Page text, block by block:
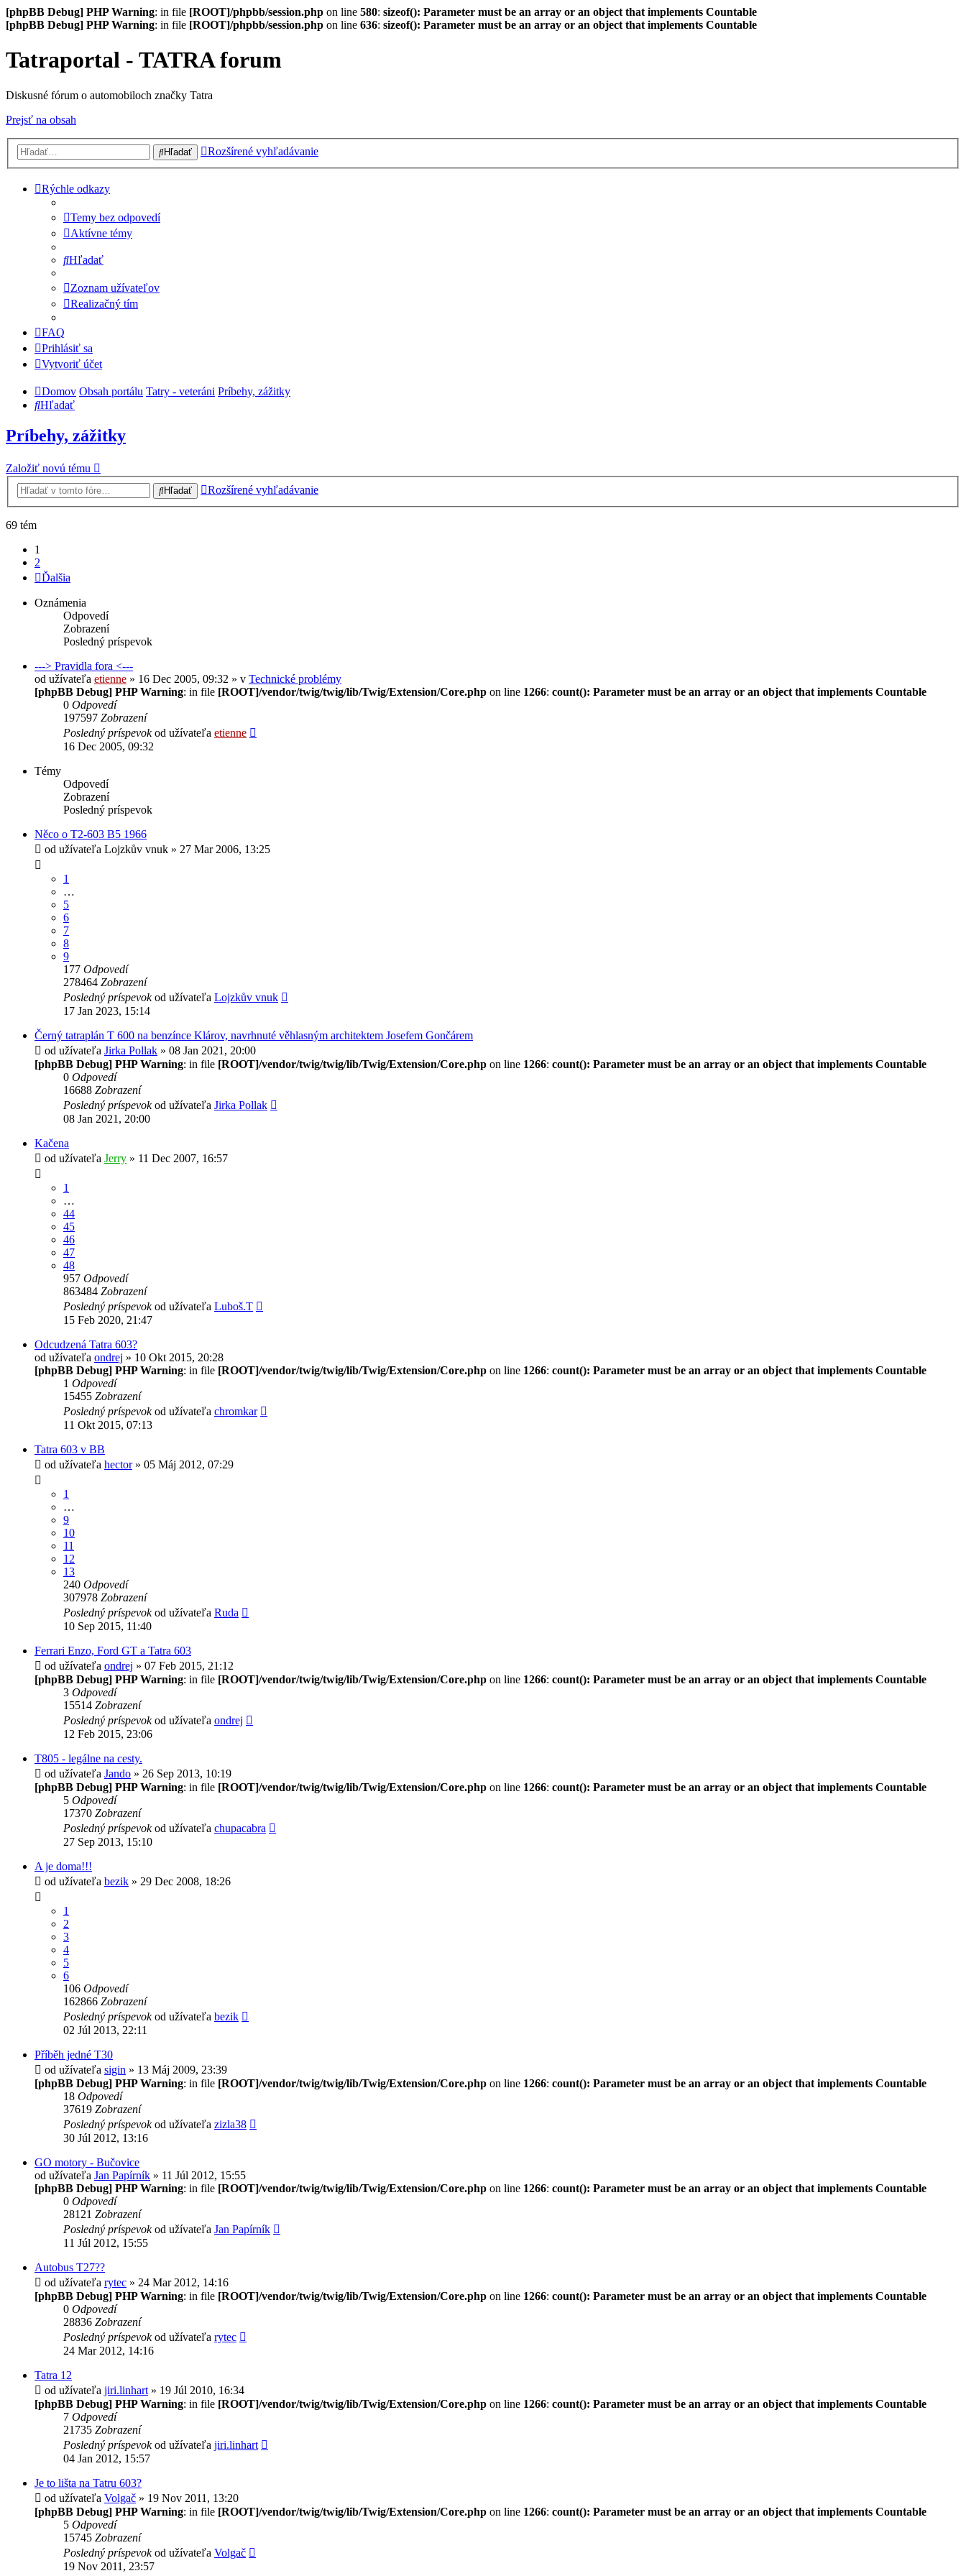
[phpBB Debug] PHP Warning: in file [ROOT]/phpbb/session.php on line 580: sizeof(): Parameter must be an array or an object that implements Countable
[phpBB Debug] PHP Warning: in file [ROOT]/phpbb/session.php on line 636: sizeof(): Parameter must be an array or an object that implements Countable
Tatraportal - TATRA forum
Diskusné fórum o automobiloch značky Tatra
Prejsť na obsah
Hľadať Rozšírené vyhľadávanie
Rýchle odkazy
Temy bez odpovedí
Aktívne témy
Hľadať
Zoznam užívateľov
Realizačný tím
FAQ
Prihlásiť sa
Vytvoriť účet
Domov Obsah portálu Tatry - veteráni Príbehy, zážitky
Hľadať
Príbehy, zážitky
Založiť novú tému
Hľadať Rozšírené vyhľadávanie
69 tém
1
2
Ďalšia
Oznámenia
Odpovedí
Zobrazení
Posledný príspevok
---> Pravidla fora <---
od užívateľa etienne » 16 Dec 2005, 09:32 » v Technické problémy
[phpBB Debug] PHP Warning: in file [ROOT]/vendor/twig/twig/lib/Twig/Extension/Core.php on line 1266: count(): Parameter must be an array or an object that implements Countable
0 Odpovedí
197597 Zobrazení
Posledný príspevokod užívateľa etienne
16 Dec 2005, 09:32
Témy
Odpovedí
Zobrazení
Posledný príspevok
Něco o T2-603 B5 1966
od užívateľa Lojzkův vnuk » 27 Mar 2006, 13:25
1
…
5
6
7
8
9
177 Odpovedí
278464 Zobrazení
Posledný príspevokod užívateľa Lojzkův vnuk
17 Jan 2023, 15:14
Černý tatraplán T 600 na benzínce Klárov, navrhnuté věhlasným architektem Josefem Gončárem
od užívateľa Jirka Pollak » 08 Jan 2021, 20:00
[phpBB Debug] PHP Warning: in file [ROOT]/vendor/twig/twig/lib/Twig/Extension/Core.php on line 1266: count(): Parameter must be an array or an object that implements Countable
0 Odpovedí
16688 Zobrazení
Posledný príspevokod užívateľa Jirka Pollak
08 Jan 2021, 20:00
Kačena
od užívateľa Jerry » 11 Dec 2007, 16:57
1
…
44
45
46
47
48
957 Odpovedí
863484 Zobrazení
Posledný príspevokod užívateľa Luboš.T
15 Feb 2020, 21:47
Odcudzená Tatra 603?
od užívateľa ondrej » 10 Okt 2015, 20:28
[phpBB Debug] PHP Warning: in file [ROOT]/vendor/twig/twig/lib/Twig/Extension/Core.php on line 1266: count(): Parameter must be an array or an object that implements Countable
1 Odpovedí
15455 Zobrazení
Posledný príspevokod užívateľa chromkar
11 Okt 2015, 07:13
Tatra 603 v BB
od užívateľa hector» 05 Máj 2012, 07:29
1
…
9
10
11
12
13
240 Odpovedí
307978 Zobrazení
Posledný príspevokod užívateľa Ruda
10 Sep 2015, 11:40
Ferrari Enzo, Ford GT a Tatra 603
od užívateľa ondrej » 07 Feb 2015, 21:12
[phpBB Debug] PHP Warning: in file [ROOT]/vendor/twig/twig/lib/Twig/Extension/Core.php on line 1266: count(): Parameter must be an array or an object that implements Countable
3 Odpovedí
15514 Zobrazení
Posledný príspevokod užívateľa ondrej
12 Feb 2015, 23:06
T805 - legálne na cesty.
od užívateľa Jando » 26 Sep 2013, 10:19
[phpBB Debug] PHP Warning: in file [ROOT]/vendor/twig/twig/lib/Twig/Extension/Core.php on line 1266: count(): Parameter must be an array or an object that implements Countable
5 Odpovedí
17370 Zobrazení
Posledný príspevokod užívateľa chupacabra
27 Sep 2013, 15:10
A je doma!!!
od užívateľa bezik » 29 Dec 2008, 18:26
1
2
3
4
5
6
106 Odpovedí
162866 Zobrazení
Posledný príspevokod užívateľa bezik
02 Júl 2013, 22:11
Příběh jedné T30
od užívateľa sigin » 13 Máj 2009, 23:39
[phpBB Debug] PHP Warning: in file [ROOT]/vendor/twig/twig/lib/Twig/Extension/Core.php on line 1266: count(): Parameter must be an array or an object that implements Countable
18 Odpovedí
37619 Zobrazení
Posledný príspevokod užívateľa zizla38
30 Júl 2012, 13:16
GO motory - Bučovice
od užívateľa Jan Papírník » 11 Júl 2012, 15:55
[phpBB Debug] PHP Warning: in file [ROOT]/vendor/twig/twig/lib/Twig/Extension/Core.php on line 1266: count(): Parameter must be an array or an object that implements Countable
0 Odpovedí
28121 Zobrazení
Posledný príspevokod užívateľa Jan Papírník
11 Júl 2012, 15:55
Autobus T27??
od užívateľa rytec » 24 Mar 2012, 14:16
[phpBB Debug] PHP Warning: in file [ROOT]/vendor/twig/twig/lib/Twig/Extension/Core.php on line 1266: count(): Parameter must be an array or an object that implements Countable
0 Odpovedí
28836 Zobrazení
Posledný príspevokod užívateľa rytec
24 Mar 2012, 14:16
Tatra 12
od užívateľa jiri.linhart » 19 Júl 2010, 16:34
[phpBB Debug] PHP Warning: in file [ROOT]/vendor/twig/twig/lib/Twig/Extension/Core.php on line 1266: count(): Parameter must be an array or an object that implements Countable
7 Odpovedí
21735 Zobrazení
Posledný príspevokod užívateľa jiri.linhart
04 Jan 2012, 15:57
Je to lišta na Tatru 603?
od užívateľa Volgač » 19 Nov 2011, 13:20
[phpBB Debug] PHP Warning: in file [ROOT]/vendor/twig/twig/lib/Twig/Extension/Core.php on line 1266: count(): Parameter must be an array or an object that implements Countable
5 Odpovedí
15745 Zobrazení
Posledný príspevokod užívateľa Volgač
19 Nov 2011, 23:57